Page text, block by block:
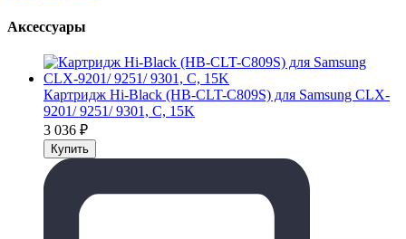
Аксессуары
Картридж Hi-Black (HB-CLT-C809S) для Samsung CLX-
9201/ 9251/ 9301, C, 15K
3 036 ₽